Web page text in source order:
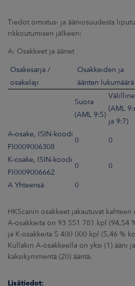
Tiedot omistus- ja ääniosuudesta
rikkoutumisen jälkeen:
A: Osakkeet ja äänet
Osakesarja /
osakelaji
Osakkeiden ja
äänten lukumäärä
Suora
(AML 9:5)
(AML
ja 9:7)
A-osake, ISIN-koodi
FI0009006308
0 0
K-osake, ISIN-koodi
FI0009006662
0 0
A Yhteensä 0
HKScanin osakkeet jakautuvat kahteen
A-osakkeita on 93 551 781 kpl (94,54
ja K-osakkeita 5 400 000 kpl (5,46 %
Kullakin A-osakkeella on yksi (1) ääni
kaksikymmentä (20) ääntä.
Lisätiedot: